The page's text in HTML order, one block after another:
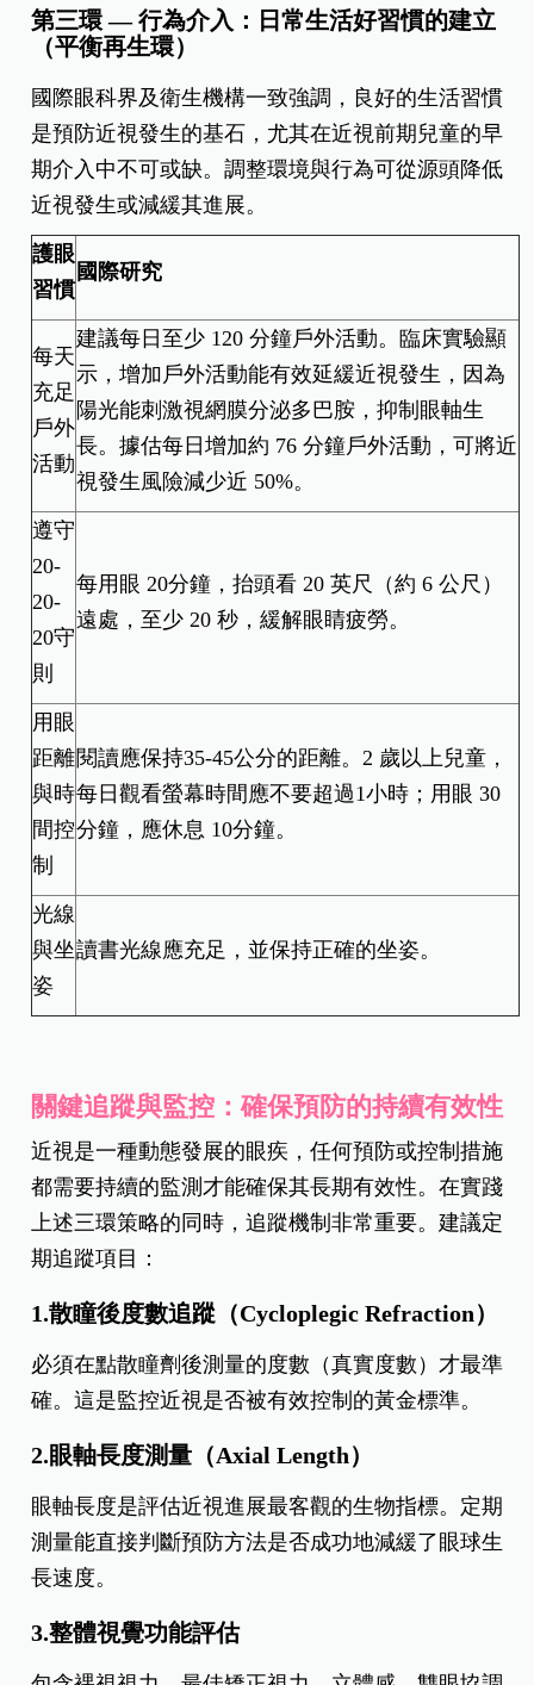
第三環 — 行為介入：日常生活好習慣的建立
（平衡再生環）
國際眼科界及衛生機構一致強調，良好的生活習慣
是預防近視發生的基石，尤其在近視前期兒童的早
期介入中不可或缺。調整環境與行為可從源頭降低
近視發生或減緩其進展。
護眼
習慣
國際研究
每天
充足
戶外
活動
建議每日至少 120 分鐘戶外活動。臨床實驗顯
示，增加戶外活動能有效延緩近視發生，因為
陽光能刺激視網膜分泌多巴胺，抑制眼軸生
長。據估每日增加約 76 分鐘戶外活動，可將近
視發生風險減少近 50%。
遵守
20-
20-
20守
則
每用眼 20分鐘，抬頭看 20 英尺（約 6 公尺）
遠處，至少 20 秒，緩解眼睛疲勞。
用眼
距離
與時
間控
制
閱讀應保持35-45公分的距離。2 歲以上兒童，
每日觀看螢幕時間應不要超過1小時；用眼 30
分鐘，應休息 10分鐘。
光線
與坐
姿
讀書光線應充足，並保持正確的坐姿。
關鍵追蹤與監控：確保預防的持續有效性
近視是一種動態發展的眼疾，任何預防或控制措施
都需要持續的監測才能確保其長期有效性。在實踐
上述三環策略的同時，追蹤機制非常重要。建議定
期追蹤項目：
1.散瞳後度數追蹤（Cycloplegic Refraction）
必須在點散瞳劑後測量的度數（真實度數）才最準
確。這是監控近視是否被有效控制的黃金標準。
2.眼軸長度測量（Axial Length）
眼軸長度是評估近視進展最客觀的生物指標。定期
測量能直接判斷預防方法是否成功地減緩了眼球生
長速度。
3.整體視覺功能評估